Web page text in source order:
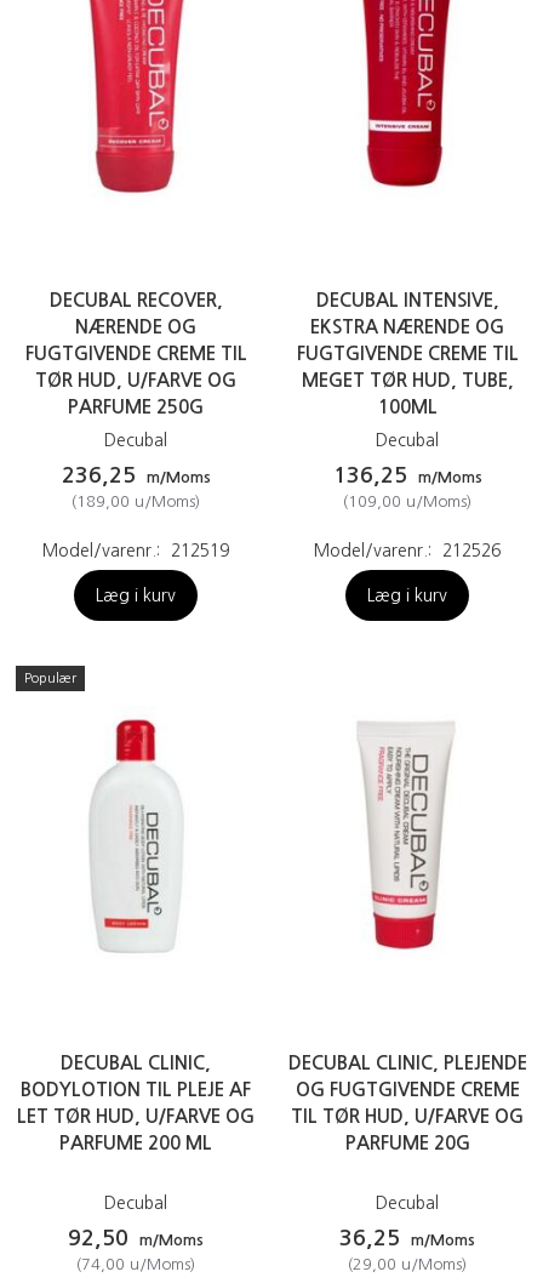
DECUBAL RECOVER,
NÆRENDE OG
FUGTGIVENDE CREME TIL
TØR HUD, U/FARVE OG
PARFUME 250G
Decubal
236,25
m/Moms
(189,00 u/Moms)
Model/varenr.: 212519
Læg i kurv
DECUBAL INTENSIVE,
EKSTRA NÆRENDE OG
FUGTGIVENDE CREME TIL
MEGET TØR HUD, TUBE,
100ML
Decubal
136,25
m/Moms
(109,00 u/Moms)
Model/varenr.: 212526
Læg i kurv
Populær
DECUBAL CLINIC,
BODYLOTION TIL PLEJE AF
LET TØR HUD, U/FARVE OG
PARFUME 200 ML
Decubal
92,50
m/Moms
(74,00 u/Moms)
DECUBAL CLINIC, PLEJENDE
OG FUGTGIVENDE CREME
TIL TØR HUD, U/FARVE OG
PARFUME 20G
Decubal
36,25
m/Moms
(29,00 u/Moms)